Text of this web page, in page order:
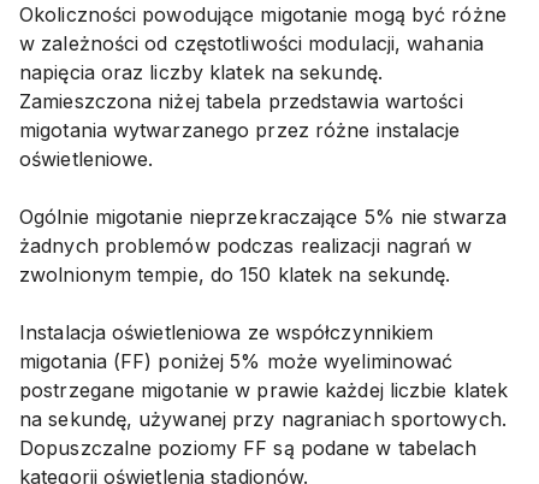
Okoliczności powodujące migotanie mogą być różne
w zależności od częstotliwości modulacji, wahania
napięcia oraz liczby klatek na sekundę.
Zamieszczona niżej tabela przedstawia wartości
migotania wytwarzanego przez różne instalacje
oświetleniowe.
Ogólnie migotanie nieprzekraczające 5% nie stwarza
żadnych problemów podczas realizacji nagrań w
zwolnionym tempie, do 150 klatek na sekundę.
Instalacja oświetleniowa ze współczynnikiem
migotania (FF) poniżej 5% może wyeliminować
postrzegane migotanie w prawie każdej liczbie klatek
na sekundę, używanej przy nagraniach sportowych.
Dopuszczalne poziomy FF są podane w tabelach
kategorii oświetlenia stadionów.